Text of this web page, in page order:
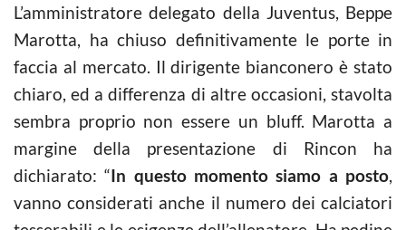
L’amministratore delegato della Juventus, Beppe
Marotta, ha chiuso definitivamente le porte in
faccia al mercato. Il dirigente bianconero è stato
chiaro, ed a differenza di altre occasioni, stavolta
sembra proprio non essere un bluff. Marotta a
margine della presentazione di Rincon ha
dichiarato: “In questo momento siamo a posto,
vanno considerati anche il numero dei calciatori